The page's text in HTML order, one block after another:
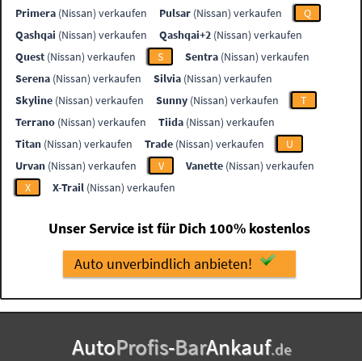
Primera (Nissan) verkaufen Pulsar (Nissan) verkaufen
Q
Qashqai (Nissan) verkaufen Qashqai+2 (Nissan) verkaufen
Quest (Nissan) verkaufen S Sentra (Nissan) verkaufen
Serena (Nissan) verkaufen Silvia (Nissan) verkaufen
Skyline (Nissan) verkaufen Sunny (Nissan) verkaufen
T
Terrano (Nissan) verkaufen Tiida (Nissan) verkaufen
Titan (Nissan) verkaufen Trade (Nissan) verkaufen
U
Urvan (Nissan) verkaufen V Vanette (Nissan) verkaufen
X
X-Trail (Nissan) verkaufen
Unser Service ist für Dich 100% kostenlos
Auto unverbindlich anbieten!
AutoProfis-BarAnkauf.de